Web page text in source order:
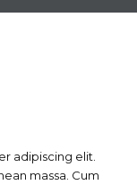
adipiscing elit.
massa. Cum